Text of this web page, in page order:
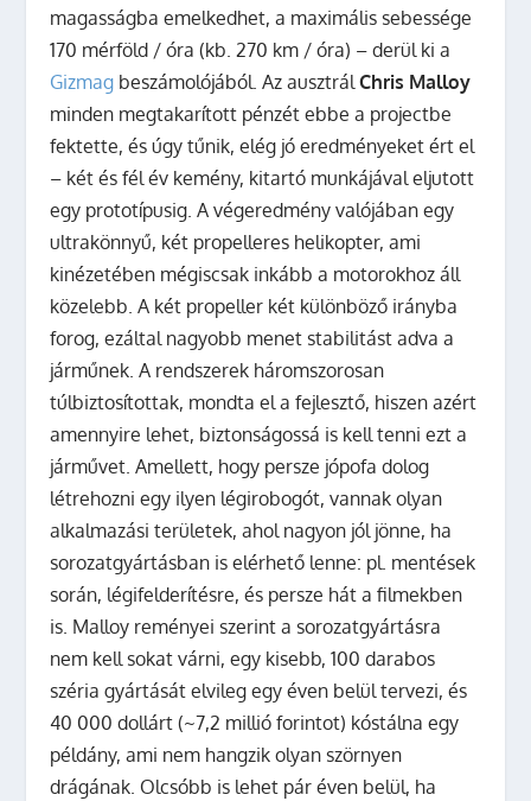
magasságba emelkedhet, a maximális sebessége
170 mérföld / óra (kb. 270 km / óra) – derül ki a
Gizmag beszámolójából.Az ausztrálChris Malloy
minden megtakarított pénzét ebbe a projectbe
fektette, és úgy tűnik, elég jó eredményeket ért el
– két és fél év kemény, kitartó munkájával eljutott
egy prototípusig. A végeredmény valójában egy
ultrakönnyű, két propelleres helikopter, ami
kinézetében mégiscsak inkább a motorokhoz áll
közelebb. A két propeller két különböző irányba
forog, ezáltal nagyobb menet stabilitást adva a
járműnek. A rendszerek háromszorosan
túlbiztosítottak, mondta el a fejlesztő, hiszen azért
amennyire lehet, biztonságossá is kell tenni ezt a
járművet. Amellett, hogy persze jópofa dolog
létrehozni egy ilyen légirobogót, vannak olyan
alkalmazási területek, ahol nagyon jól jönne, ha
sorozatgyártásban is elérhető lenne: pl. mentések
során, légifelderítésre, és persze hát a filmekben
is. Malloy reményei szerint a sorozatgyártásra
nem kell sokat várni, egy kisebb, 100 darabos
széria gyártását elvileg egy éven belül tervezi, és
40 000 dollárt (~7,2 millió forintot) kóstálna egy
példány, ami nem hangzik olyan szörnyen
drágának. Olcsóbb is lehet pár éven belül, ha